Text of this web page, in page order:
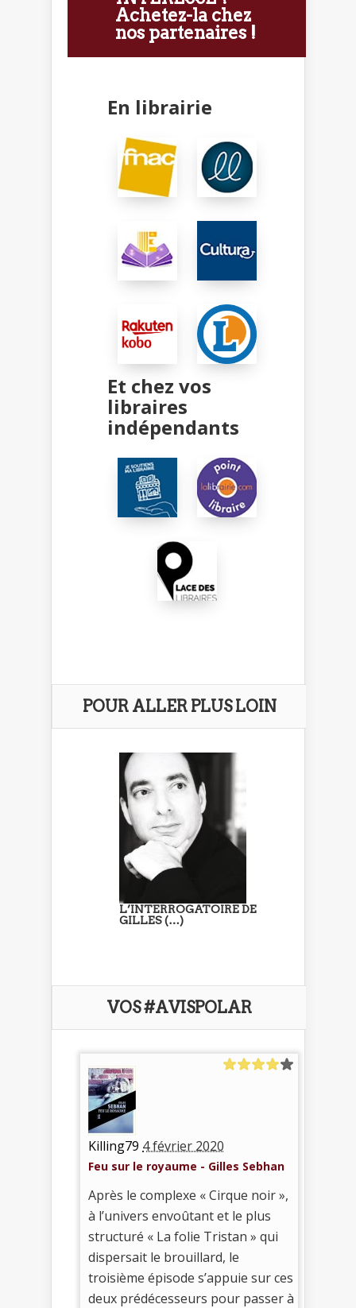
Achetez-la chez
nos partenaires !
En librairie
Et chez vos
libraires
indépendants
POUR ALLER PLUS LOIN
L’INTERROGATOIRE DE
GILLES (…)
VOS #AVISPOLAR
Killing79 4 février 2020
Feu sur le royaume - Gilles Sebhan
Après le complexe « Cirque noir »,
à l’univers envoûtant et le plus
structuré « La folie Tristan » qui
dispersait le brouillard, le
troisième épisode s’appuie sur ces
deux prédécesseurs pour passer à